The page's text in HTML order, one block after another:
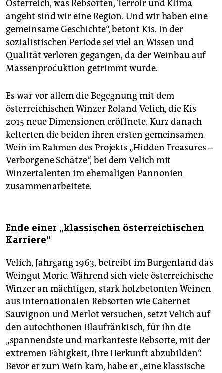
Österreich, was Rebsorten, Terroir und Klima
angeht sind wir eine Region. Und wir haben eine
gemeinsame Geschichte“, betont Kis. In der
sozialistischen Periode sei viel an Wissen und
Qualität verloren gegangen, da der Weinbau auf
Massenproduktion getrimmt wurde.
Es war vor allem die Begegnung mit dem
österreichischen Winzer Roland Velich, die Kis
2015 neue Dimensionen eröffnete. Kurz danach
kelterten die beiden ihren ersten gemeinsamen
Wein im Rahmen des Projekts „Hidden Treasures –
Verborgene Schätze“, bei dem Velich mit
Winzertalenten im ehemaligen Pannonien
zusammenarbeitete.
Ende einer „klassischen österreichischen
Karriere“
Velich, Jahrgang 1963, betreibt im Burgenland das
Weingut Moric. Während sich viele österreichische
Winzer an mächtigen, stark holzbetonten Weinen
aus internationalen Rebsorten wie Cabernet
Sauvignon und Merlot versuchen, setzt Velich auf
den autochthonen Blaufränkisch, für ihn die
„spannendste und markanteste Rebsorte, mit der
extremen Fähigkeit, ihre Herkunft abzubilden“.
Bevor er zum Wein kam, habe er „eine klassische